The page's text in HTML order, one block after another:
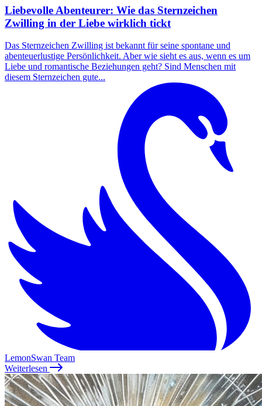
Liebevolle Abenteurer: Wie das Sternzeichen
Zwilling in der Liebe wirklich tickt
Das Sternzeichen Zwilling ist bekannt für seine spontane und
abenteuerlustige Persönlichkeit. Aber wie sieht es aus, wenn es um
Liebe und romantische Beziehungen geht? Sind Menschen mit
diesem Sternzeichen gute...
LemonSwan Team
Weiterlesen